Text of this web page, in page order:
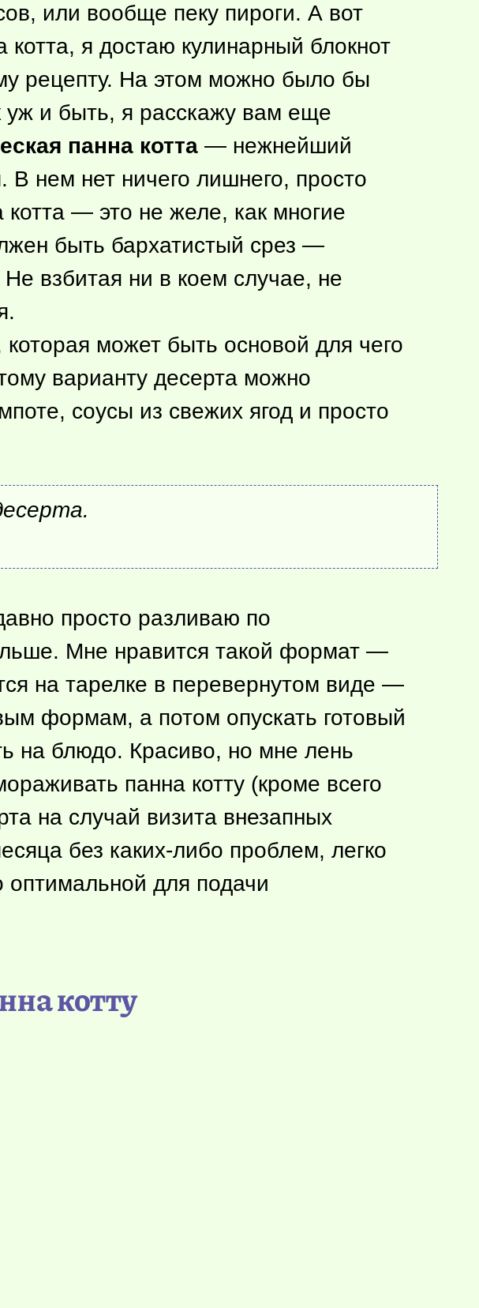
или вообще пеку пироги. А вот
котта, я достаю кулинарный блокнот
рецепту. На этом можно было бы
уж и быть, я расскажу вам еще
панна котта — нежнейший
нем нет ничего лишнего, просто
— это не желе, как многие
быть бархатистый срез —
взбитая ни в коем случае, не
которая может быть основой для чего
варианту десерта можно
соусы из свежих ягод и просто
просто разливаю по
Мне нравится такой формат —
на тарелке в перевернутом виде —
формам, а потом опускать готовый
на блюдо. Красиво, но мне лень
панна котту (кроме всего
на случай визита внезапных
без каких-либо проблем, легко
оптимальной для подачи
котту